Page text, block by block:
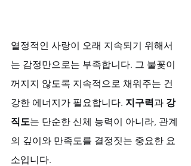
열정적인 사랑이 오래 지속되기 위해서
는 감정만으로는 부족합니다. 그 불꽃이
꺼지지 않도록 지속적으로 채워주는 건
강한 에너지가 필요합니다. 지구력과 강
직도는 단순한 신체 능력이 아니라, 관계
의 깊이와 만족도를 결정짓는 중요한 요
소입니다.